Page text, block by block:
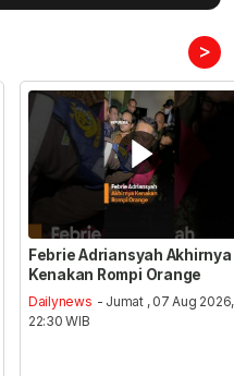
>
Febrie Adriansyah Akhirnya
Kenakan Rompi Orange
Dailynews - Jumat , 07 Aug 2026,
22:30 WIB